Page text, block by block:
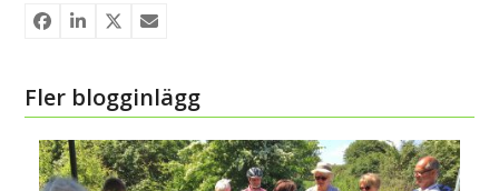
Fler blogginlägg